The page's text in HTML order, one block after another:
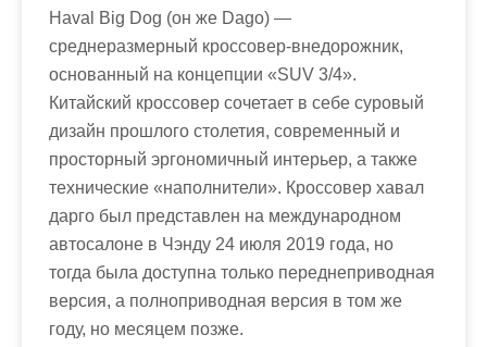
Haval Big Dog (он же Dago) —
среднеразмерный кроссовер-внедорожник,
основанный на концепции «SUV 3/4».
Китайский кроссовер сочетает в себе суровый
дизайн прошлого столетия, современный и
просторный эргономичный интерьер, а также
технические «наполнители». Кроссовер хавал
дарго был представлен на международном
автосалоне в Чэнду 24 июля 2019 года, но
тогда была доступна только переднеприводная
версия, а полноприводная версия в том же
году, но месяцем позже.